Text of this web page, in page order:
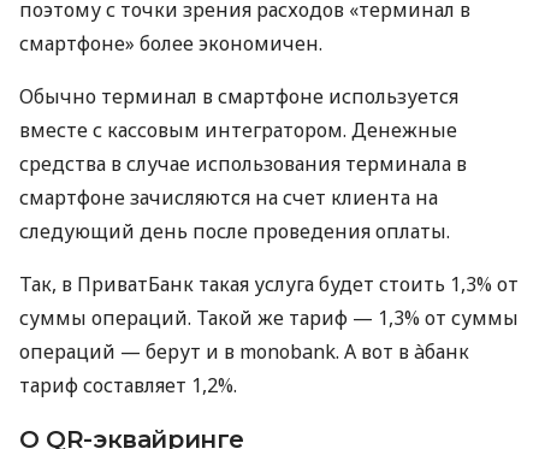
поэтому с точки зрения расходов «терминал в
смартфоне» более экономичен.
Обычно терминал в смартфоне используется
вместе с кассовым интегратором. Денежные
средства в случае использования терминала в
смартфоне зачисляются на счет клиента на
следующий день после проведения оплаты.
Так, в ПриватБанк такая услуга будет стоить 1,3% от
суммы операций. Такой же тариф — 1,3% от суммы
операций — берут и в monobank. А вот в àбанк
тариф составляет 1,2%.
О QR-эквайринге